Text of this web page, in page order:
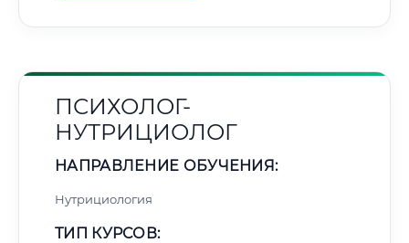
ПСИХОЛОГ-
НУТРИЦИОЛОГ
НАПРАВЛЕНИЕ ОБУЧЕНИЯ:
Нутрициология
ТИП КУРСОВ: